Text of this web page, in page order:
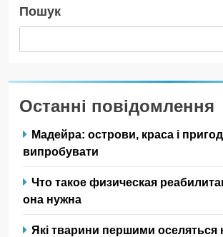
Пошук
Останні повідомлення
Мадейра: острови, краса і
випробувати
Что такое физическая
она нужна
Які тварини першими оселяться